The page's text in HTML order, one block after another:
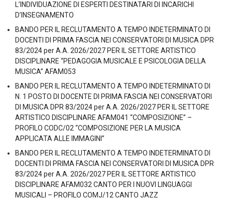
L’INDIVIDUAZIONE DI ESPERTI DESTINATARI DI INCARICHI
D’INSEGNAMENTO
BANDO PER IL RECLUTAMENTO A TEMPO INDETERMINATO DI
DOCENTI DI PRIMA FASCIA NEI CONSERVATORI DI MUSICA DPR
83/2024 per A.A. 2026/2027 PER IL SETTORE ARTISTICO
DISCIPLINARE “PEDAGOGIA MUSICALE E PSICOLOGIA DELLA
MUSICA” AFAM053
BANDO PER IL RECLUTAMENTO A TEMPO INDETERMINATO DI
N. 1 POSTO DI DOCENTE DI PRIMA FASCIA NEI CONSERVATORI
DI MUSICA DPR 83/2024 per A.A. 2026/2027 PER IL SETTORE
ARTISTICO DISCIPLINARE AFAM041 “COMPOSIZIONE” –
PROFILO CODC/02 “COMPOSIZIONE PER LA MUSICA
APPLICATA ALLE IMMAGINI”
BANDO PER IL RECLUTAMENTO A TEMPO INDETERMINATO DI
DOCENTI DI PRIMA FASCIA NEI CONSERVATORI DI MUSICA DPR
83/2024 per A.A. 2026/2027 PER IL SETTORE ARTISTICO
DISCIPLINARE AFAM032 CANTO PER I NUOVI LINGUAGGI
MUSICALI – PROFILO COMJ/12 CANTO JAZZ